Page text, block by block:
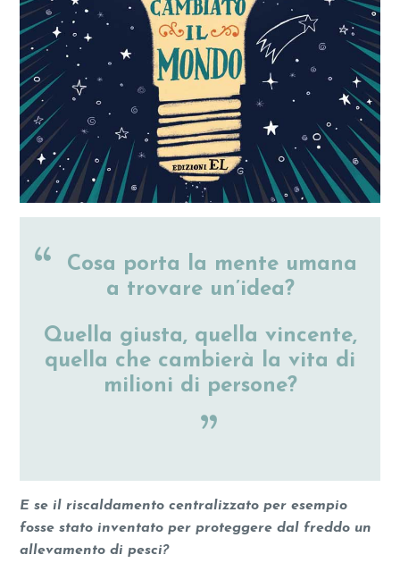
Cosa porta la mente umana
a trovare un’idea?
Quella giusta, quella vincente,
quella che cambierà la vita di
milioni di persone?
E se il riscaldamento centralizzato per esempio
fosse stato inventato per proteggere dal freddo un
allevamento di pesci?